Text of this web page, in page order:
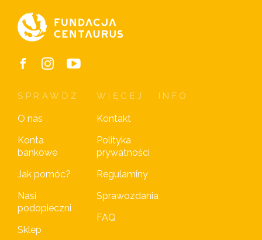
SPRAWDŹ
O nas
Konta
bankowe
Jak pomóc?
Nasi
podopieczni
Sklep
WIĘCEJ
Kontakt
Polityka
prywatności
Regulaminy
Sprawozdania
FAQ
INFO